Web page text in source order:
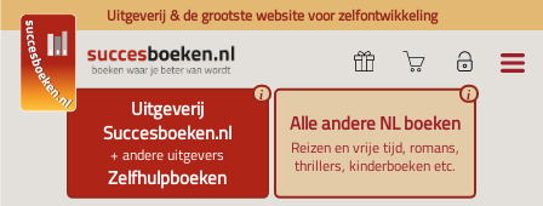
Uitgeverij & de grootste website voor zelfontwikkeling
Uitgeverij
Succesboeken.nl
+ andere uitgevers
Zelfhulpboeken
i
Alle andere NL boeken
Reizen en vrije tijd, romans,
thrillers, kinderboeken etc.
i